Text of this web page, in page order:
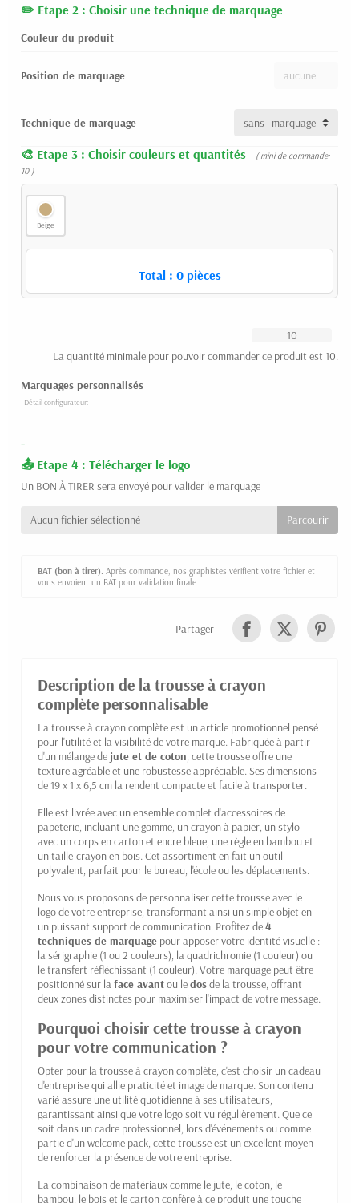
Etape 2 : Choisir une technique de marquage
Couleur du produit
Position de marquage
Technique de marquage
Etape 3 : Choisir couleurs et quantités
( mini de commande:
10 )
Beige
Total : 0pièces
La quantité minimale pour pouvoir commander ce produit est 10.
Marquages personnalisés
-
Etape 4 : Télécharger le logo
Un BON À TIRER sera envoyé pour valider le marquage
Aucun fichier sélectionné
BAT (bon à tirer). Après commande, nos graphistes vérifient votre fichier et
vous envoient un BAT pour validation finale.
Partager
Description de la trousse à crayon
complète personnalisable
La trousse à crayon complète est un article promotionnel pensé
pour l'utilité et la visibilité de votre marque. Fabriquée à partir
d'un mélange de jute et de coton, cette trousse offre une
texture agréable et une robustesse appréciable. Ses dimensions
de 19 x 1 x 6,5 cm la rendent compacte et facile à transporter.
Elle est livrée avec un ensemble complet d'accessoires de
papeterie, incluant une gomme, un crayon à papier, un stylo
avec un corps en carton et encre bleue, une règle en bambou et
un taille-crayon en bois. Cet assortiment en fait un outil
polyvalent, parfait pour le bureau, l'école ou les déplacements.
Nous vous proposons de personnaliser cette trousse avec le
logo de votre entreprise, transformant ainsi un simple objet en
un puissant support de communication. Profitez de4
techniques de marquage pour apposer votre identité visuelle :
la sérigraphie (1 ou 2 couleurs), la quadrichromie (1 couleur) ou
le transfert réfléchissant (1 couleur). Votre marquage peut être
positionné sur laface avantou ledosde la trousse, offrant
deux zones distinctes pour maximiser l'impact de votre message.
Pourquoi choisir cette trousse à crayon
pour votre communication ?
Opter pour la trousse à crayon complète, c'est choisir un cadeau
d'entreprise qui allie praticité et image de marque. Son contenu
varié assure une utilité quotidienne à ses utilisateurs,
garantissant ainsi que votre logo soit vu régulièrement. Que ce
soit dans un cadre professionnel, lors d'événements ou comme
partie d'un welcome pack, cette trousse est un excellent moyen
de renforcer la présence de votre entreprise.
La combinaison de matériaux comme le jute, le coton, le
bambou, le bois et le carton confère à ce produit une touche